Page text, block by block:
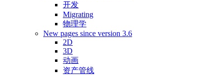
开发
Migrating
物理学
New pages since version 3.6
2D
3D
动画
资产管线